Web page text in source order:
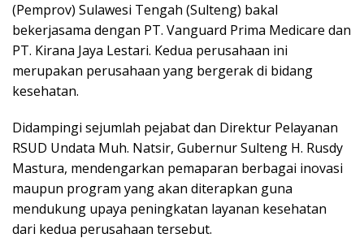
(Pemprov) Sulawesi Tengah (Sulteng) bakal
bekerjasama dengan PT. Vanguard Prima Medicare dan
PT. Kirana Jaya Lestari. Kedua perusahaan ini
merupakan perusahaan yang bergerak di bidang
kesehatan.
Didampingi sejumlah pejabat dan Direktur Pelayanan
RSUD Undata Muh. Natsir, Gubernur Sulteng H. Rusdy
Mastura, mendengarkan pemaparan berbagai inovasi
maupun program yang akan diterapkan guna
mendukung upaya peningkatan layanan kesehatan
dari kedua perusahaan tersebut.